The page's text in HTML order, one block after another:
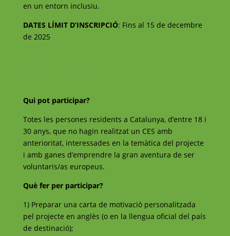
en un entorn inclusiu.
DATES LÍMIT D’INSCRIPCIÓ: Fins al 15 de decembre
de 2025
Qui pot participar?
Totes les persones residents a Catalunya, d’entre 18 i
30 anys, que no hagin realitzat un CES amb
anterioritat, interessades en la temàtica del projecte
i amb ganes d’emprendre la gran aventura de ser
voluntaris/as europeus.
Què fer per participar?
1) Preparar una carta de motivació personalitzada
pel projecte en anglès (o en la llengua oficial del país
de destinació);